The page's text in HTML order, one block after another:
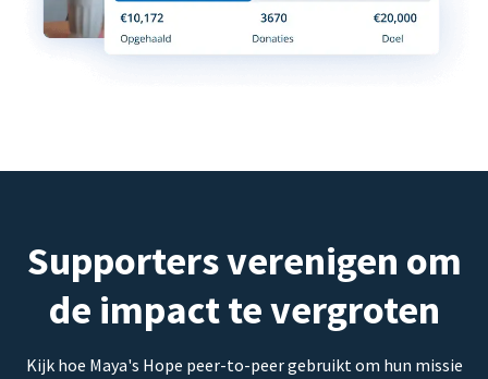
Supporters verenigen om
de impact te vergroten
Kijk hoe Maya's Hope peer-to-peer gebruikt om hun missie